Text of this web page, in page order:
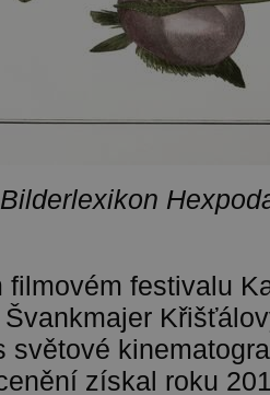
filmovém festivalu
světové
získal roku